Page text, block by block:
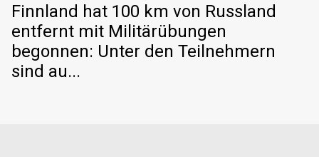
Finnland hat 100 km von Russland
entfernt mit Militärübungen
begonnen: Unter den Teilnehmern
sind au...